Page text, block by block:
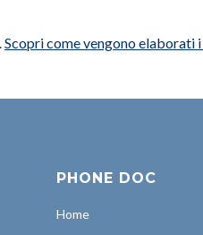
Scopri come vengono elaborati
PHONE DOC
Home